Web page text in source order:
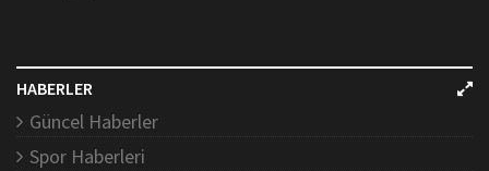
HABERLER
Güncel Haberler
Spor Haberleri